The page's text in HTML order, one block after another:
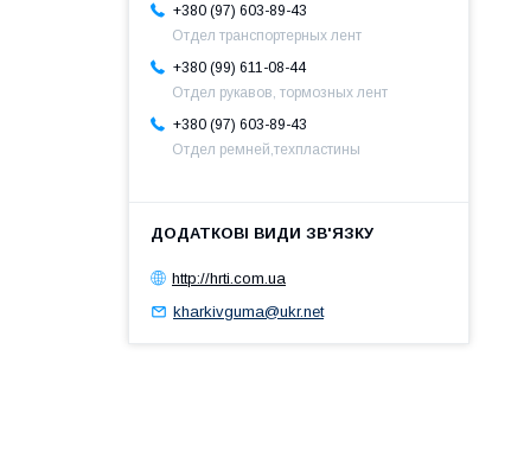
+380 (97) 603-89-43
Отдел транспортерных лент
+380 (99) 611-08-44
Отдел рукавов, тормозных лент
+380 (97) 603-89-43
Отдел ремней,техпластины
http://hrti.com.ua
kharkivguma@ukr.net